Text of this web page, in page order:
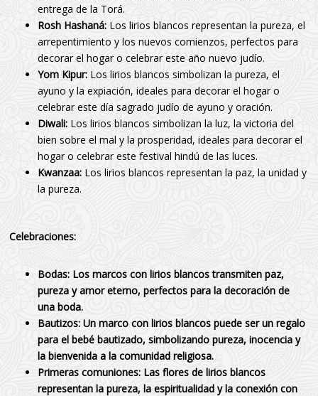
entrega de la Torá.
Rosh Hashaná: Los lirios blancos representan la pureza, el
arrepentimiento y los nuevos comienzos, perfectos para
decorar el hogar o celebrar este año nuevo judío.
Yom Kipur: Los lirios blancos simbolizan la pureza, el
ayuno y la expiación, ideales para decorar el hogar o
celebrar este día sagrado judío de ayuno y oración.
Diwali: Los lirios blancos simbolizan la luz, la victoria del
bien sobre el mal y la prosperidad, ideales para decorar el
hogar o celebrar este festival hindú de las luces.
Kwanzaa: Los lirios blancos representan la paz, la unidad y
la pureza.
Celebraciones:
Bodas: Los marcos con lirios blancos transmiten paz,
pureza y amor eterno, perfectos para la decoración de
una boda.
Bautizos: Un marco con lirios blancos puede ser un regalo
para el bebé bautizado, simbolizando pureza, inocencia y
la bienvenida a la comunidad religiosa.
Primeras comuniones: Las flores de lirios blancos
representan la pureza, la espiritualidad y la conexión con